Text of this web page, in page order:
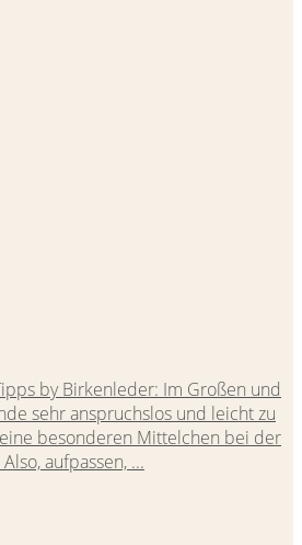
by Birkenleder: Im Großen und
sehr anspruchslos und leicht zu
besonderen Mittelchen bei der
aufpassen, ...